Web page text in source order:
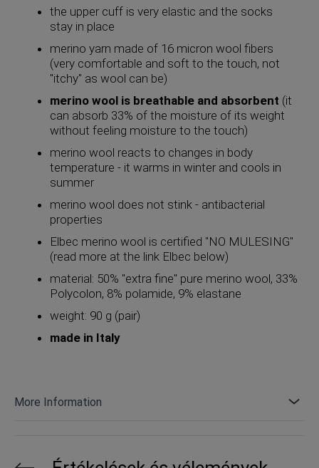
the upper cuff is very elastic and the socks
stay in place
merino yarn made of 16 micron wool fibers
(very comfortable and soft to the touch, not
"itchy" as wool can be)
merino wool is breathable and absorbent (it
can absorb 33% of the moisture of its weight
without feeling moisture to the touch)
merino wool reacts to changes in body
temperature - it warms in winter and cools in
summer
merino wool does not stink - antibacterial
properties
Elbec merino wool is certified "NO MULESING"
(read more at the link Elbec below)
material: 50% "extra fine" pure merino wool, 33%
Polycolon, 8% polamide, 9% elastane
weight: 90 g (pair)
made in Italy
More Information